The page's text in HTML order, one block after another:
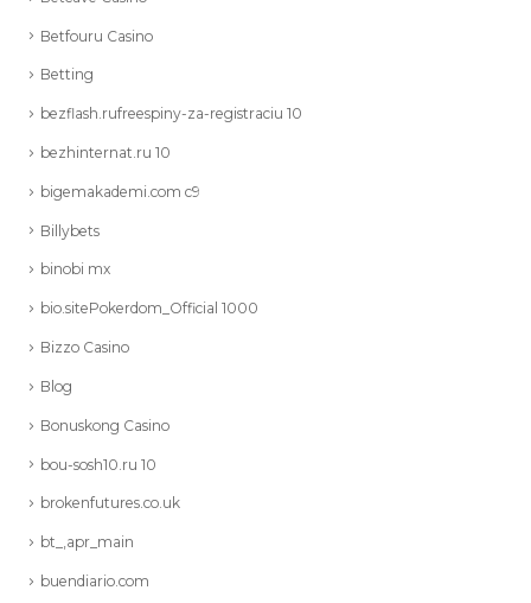
Betfouru Casino
Betting
bezflash.rufreespiny-za-registraciu 10
bezhinternat.ru 10
bigemakademi.com c9
Billybets
binobi mx
bio.sitePokerdom_Official 1000
Bizzo Casino
Blog
Bonuskong Casino
bou-sosh10.ru 10
brokenfutures.co.uk
bt_,apr_main
buendiario.com